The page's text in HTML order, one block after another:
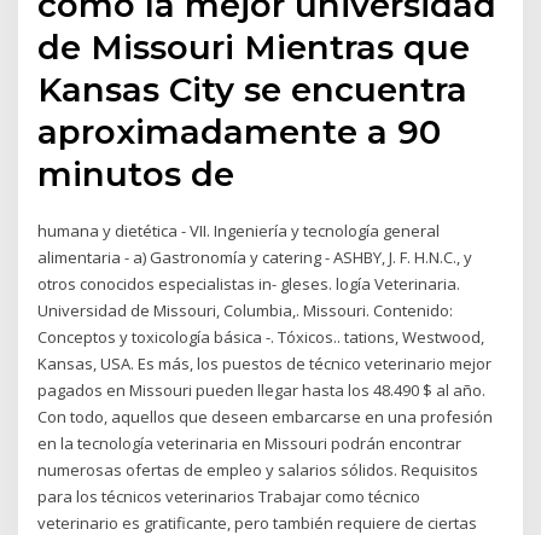
de Missouri Mientras que
Kansas City se encuentra
aproximadamente a 90
minutos de
humana y dietética - VII. Ingeniería y tecnología general
alimentaria - a) Gastronomía y catering - ASHBY, J. F. H.N.C., y
otros conocidos especialistas in- gleses. logía Veterinaria.
Universidad de Missouri, Columbia,. Missouri. Contenido:
Conceptos y toxicología básica -. Tóxicos.. tations, Westwood,
Kansas, USA. Es más, los puestos de técnico veterinario mejor
pagados en Missouri pueden llegar hasta los 48.490 $ al año.
Con todo, aquellos que deseen embarcarse en una profesión
en la tecnología veterinaria en Missouri podrán encontrar
numerosas ofertas de empleo y salarios sólidos. Requisitos
para los técnicos veterinarios Trabajar como técnico
veterinario es gratificante, pero también requiere de ciertas